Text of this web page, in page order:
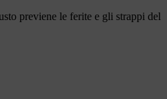
previene le ferite e gli strappi del